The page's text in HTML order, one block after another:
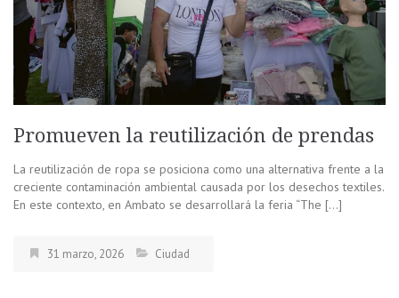
Promueven la reutilización de prendas
La reutilización de ropa se posiciona como una alternativa frente a la
creciente contaminación ambiental causada por los desechos textiles.
En este contexto, en Ambato se desarrollará la feria “The […]
31 marzo, 2026 Ciudad